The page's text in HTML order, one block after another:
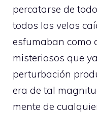
percatarse de
todos los velos
esfumaban como
misteriosos que
perturbación
era de tal
mente de